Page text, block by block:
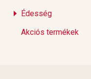
Édesség
Akciós termékek